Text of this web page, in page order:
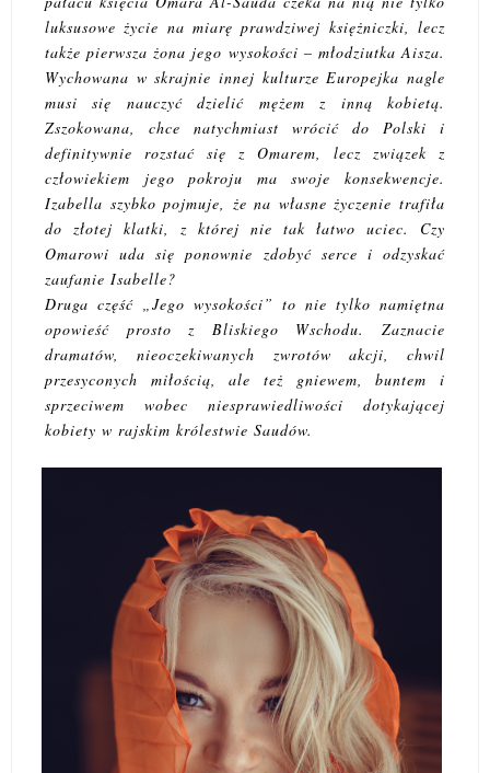
luksusowe życie na miarę prawdziwej księżniczki, lecz
także pierwsza żona jego wysokości – młodziutka Aisza.
Wychowana w skrajnie innej kulturze Europejka nagle
musi się nauczyć dzielić mężem z inną kobietą.
Zszokowana, chce natychmiast wrócić do Polski i
definitywnie rozstać się z Omarem, lecz związek z
człowiekiem jego pokroju ma swoje konsekwencje.
Izabella szybko pojmuje, że na własne życzenie trafiła
do złotej klatki, z której nie tak łatwo uciec. Czy
Omarowi uda się ponownie zdobyć serce i odzyskać
zaufanie Isabelle?
Druga część „Jego wysokości” to nie tylko namiętna
opowieść prosto z Bliskiego Wschodu. Zaznacie
dramatów, nieoczekiwanych zwrotów akcji, chwil
przesyconych miłością, ale też gniewem, buntem i
sprzeciwem wobec niesprawiedliwości dotykającej
kobiety w rajskim królestwie Saudów.